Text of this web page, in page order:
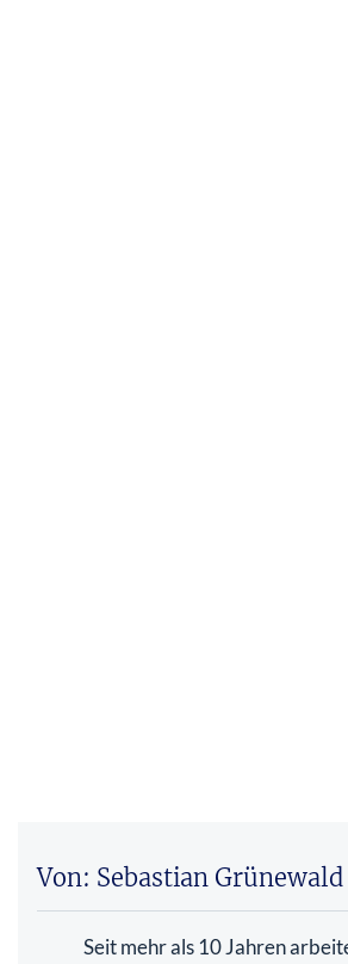
Von: Sebastian Grünewald
Seit mehr als 10 Jahren